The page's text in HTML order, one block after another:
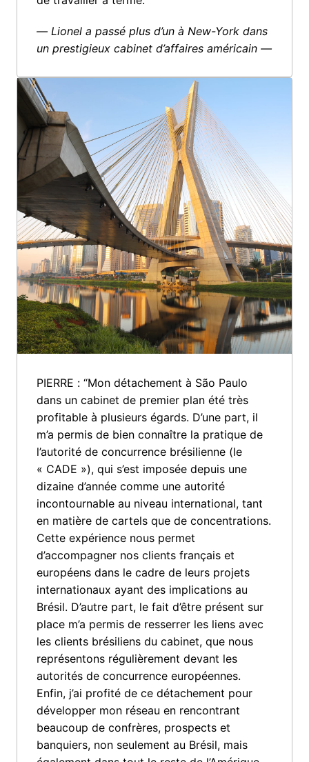
— Lionel a passé plus d’un à New-York dans
un prestigieux cabinet d’affaires américain —
PIERRE : “Mon détachement à São Paulo
dans un cabinet de premier plan été très
profitable à plusieurs égards. D’une part, il
m’a permis de bien connaître la pratique de
l’autorité de concurrence brésilienne (le
« CADE »), qui s’est imposée depuis une
dizaine d’année comme une autorité
incontournable au niveau international, tant
en matière de cartels que de concentrations.
Cette expérience nous permet
d’accompagner nos clients français et
européens dans le cadre de leurs projets
internationaux ayant des implications au
Brésil. D’autre part, le fait d’être présent sur
place m’a permis de resserrer les liens avec
les clients brésiliens du cabinet, que nous
représentons régulièrement devant les
autorités de concurrence européennes.
Enfin, j’ai profité de ce détachement pour
développer mon réseau en rencontrant
beaucoup de confrères, prospects et
banquiers, non seulement au Brésil, mais